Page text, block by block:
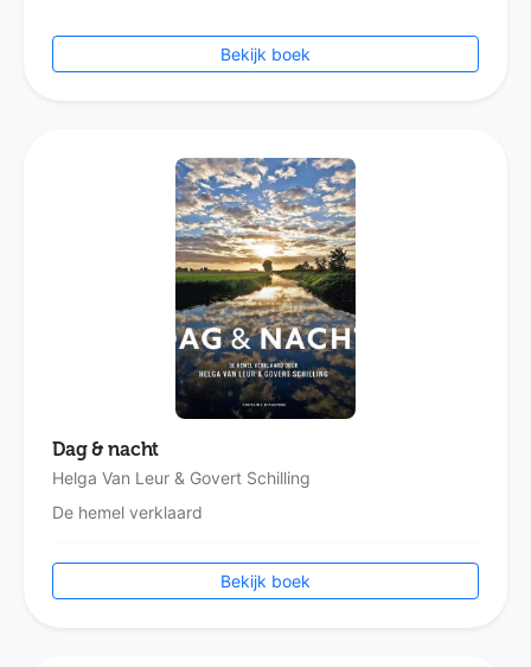
Bekijk boek
Dag & nacht
Helga Van Leur & Govert Schilling
De hemel verklaard
Bekijk boek